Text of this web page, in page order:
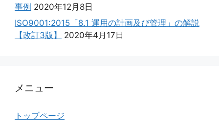
事例 2020年12月8日
ISO9001:2015「8.1 運用の計画及び管理」の解説
【改訂3版】
2020年4月17日
メニュー
トップページ